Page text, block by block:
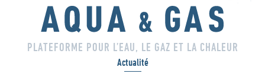
PLATEFORME POUR L’EAU, LE GAZ ET LA CHALEUR
Actualité